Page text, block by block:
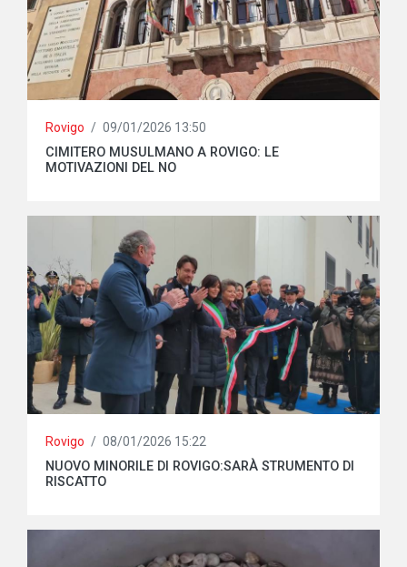
Rovigo / 09/01/2026 13:50
CIMITERO MUSULMANO A ROVIGO: LE
MOTIVAZIONI DEL NO
Rovigo / 08/01/2026 15:22
NUOVO MINORILE DI ROVIGO:SARÀ STRUMENTO DI
RISCATTO